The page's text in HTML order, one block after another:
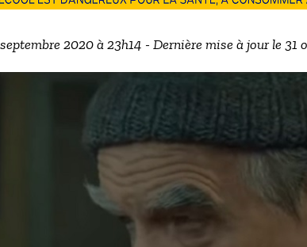
2020 à 23h14 - Dernière mise à jour le 31